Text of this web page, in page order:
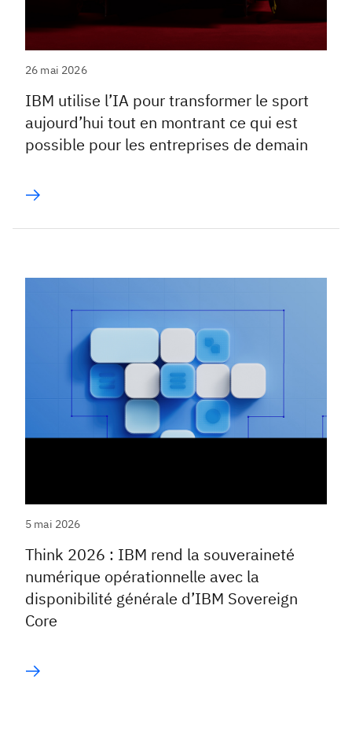
26 mai 2026
IBM utilise l’IA pour transformer le sport
aujourd’hui tout en montrant ce qui est
possible pour les entreprises de demain
5 mai 2026
Think 2026 : IBM rend la souveraineté
numérique opérationnelle avec la
disponibilité générale d’IBM Sovereign
Core